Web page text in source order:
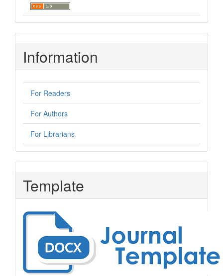
Information
For Readers
For Authors
For Librarians
Template